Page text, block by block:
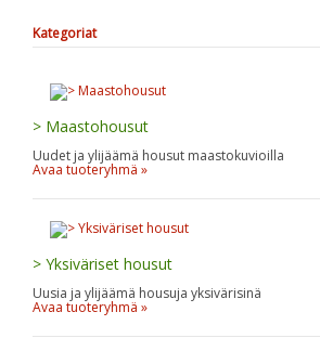
Kategoriat
> Maastohousut
Uudet ja ylijäämä housut maastokuvioilla
Avaa tuoteryhmä »
> Yksiväriset housut
Uusia ja ylijäämä housuja yksivärisinä
Avaa tuoteryhmä »